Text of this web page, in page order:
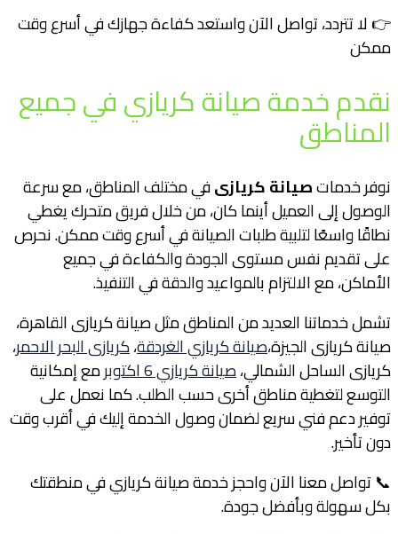
👉 لا تتردد، تواصل الآن واستعد كفاءة جهازك في أسرع وقت
ممكن
نقدم خدمة صيانة كريازي في جميع
المناطق
نوفر خدماتصيانة كريازىفي مختلف المناطق، مع سرعة
الوصول إلى العميل أينما كان، من خلال فريق متحرك يغطي
نطاقًا واسعًا لتلبية طلبات الصيانة في أسرع وقت ممكن. نحرص
على تقديم نفس مستوى الجودة والكفاءة في جميع
الأماكن، مع الالتزام بالمواعيد والدقة في التنفيذ.
تشمل خدماتنا العديد من المناطق مثل صيانة كريازى القاهرة،
صيانة كريازى الجيزة،صيانة كريازي الغردقة،كريازى البحر الاحمر،
كريازى الساحل الشمالي،صيانة كريازي 6 اكتوبر
مع إمكانية
التوسع لتغطية مناطق أخرى حسب الطلب. كما نعمل على
توفير دعم فني سريع لضمان وصول الخدمة إليك في أقرب وقت
دون تأخير.
📞 تواصل معنا الآن واحجز خدمة صيانة كريازي في منطقتك
بكل سهولة وبأفضل جودة.